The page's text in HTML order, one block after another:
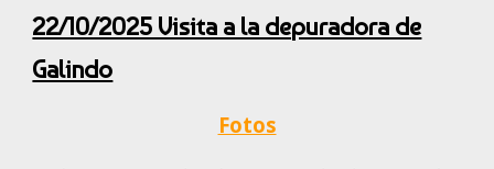
22/10/2025 Visita a la depuradora de
Galindo
Fotos